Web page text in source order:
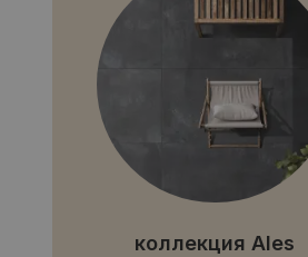
коллекция Ales